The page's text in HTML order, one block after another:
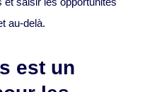
au-delà.
est un